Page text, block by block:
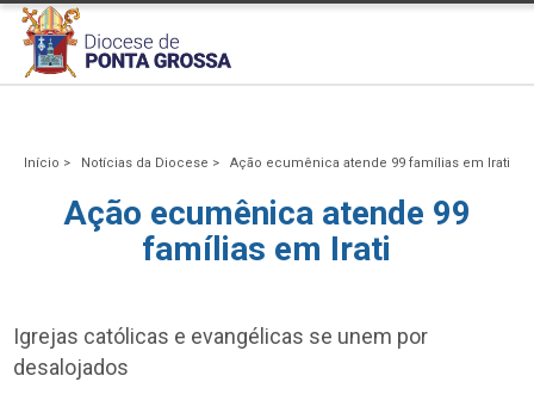
Início > Notícias da Diocese > Ação ecumênica atende 99 famílias em Irati
Ação ecumênica atende 99
famílias em Irati
Igrejas católicas e evangélicas se unem por
desalojados